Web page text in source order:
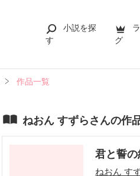
小説を探
す
グ
作品一覧
ねおん すずらさんの作
君と誓の
ねおん す